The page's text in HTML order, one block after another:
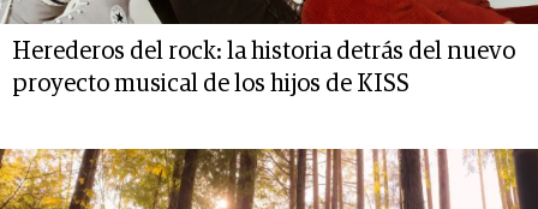
Herederos del rock: la historia detrás del nuevo
proyecto musical de los hijos de KISS